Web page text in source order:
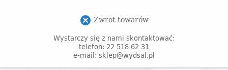
cancel Zwrot towarów
Wystarczy się z nami skontaktować:
telefon: 22 518 62 31
e-mail: sklep@wydsal.pl